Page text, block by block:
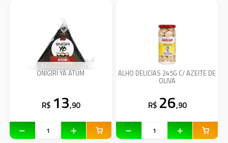
ONIGIRI YA ATUM
R$ 13,90
ALHO DELICIAS 245G C/ AZEITE DE
OLIVA
R$ 26,90